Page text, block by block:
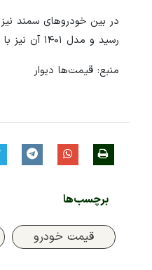
رسید و مدل ۱۴۰۱ آن نیز با ۲۵ میلیون تومان کاهش به ۵۲۰ میلیون تومان رسید.
منبع: قیمت‌ها دیوار
برچسب‌ها
قیمت خودرو